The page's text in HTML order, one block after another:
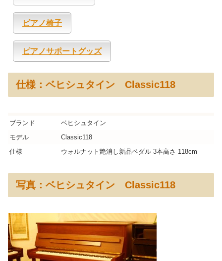
ピアノ椅子
ピアノサポートグッズ
仕様：ベヒシュタイン Classic118
ブランド
ベヒシュタイン
モデル
Classic118
仕様
ウォルナット艶消し新品ペダル 3本高さ 118cm
写真：ベヒシュタイン Classic118